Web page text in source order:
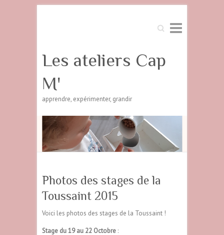
Search
Les ateliers Cap
M'
apprendre, expérimenter, grandir
Photos des stages de la
Toussaint 2015
Voici les photos des stages de la Toussaint !
Stage du 19 au 22 Octobre :